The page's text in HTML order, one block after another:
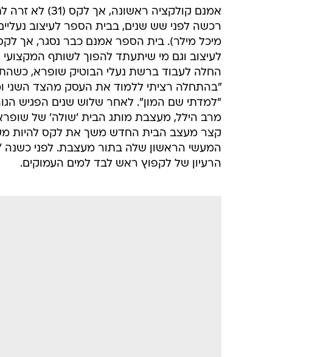
אמנם קולקציה
רכשה לפני שש שנים, בבית הספר לעיצוב
מיכל מילר). בית הספר אמנם כבר נסגר, אך
לעיצוב וגם מי שיתעתד להפוך לשותף
החלה לעבוד ברשת נעלי הבוטיק שופרא,
"בהתחלה רציתי ללמוד את העסק מהצד השני
"למדתי שם המון". לאחר שלוש שנים הפגיש
מרב הילל, מעצבת מותג הבית 'שולה' של
קצר מעצב הבית החדש משך את לקס להיות
המעשי הראשון שלה בתור מעצבת. לפני
הרעיון של לקפוץ ראש לבד למים העמוקים.